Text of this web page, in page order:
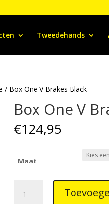
Tweedehands
/ Box One V Brakes Black
Box One V
€124,95
Maat
One